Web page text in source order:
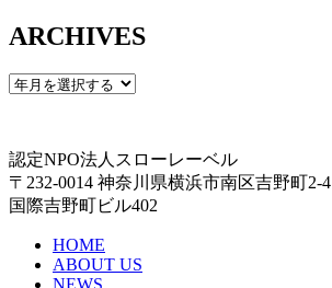
ARCHIVES
認定NPO法人スローレーベル
〒232-0014 神奈川県横浜市南区吉野町2-4
国際吉野町ビル402
HOME
ABOUT US
NEWS